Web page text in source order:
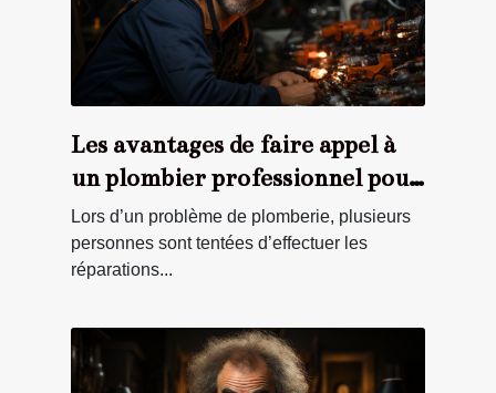
Les avantages de faire appel à
un plombier professionnel pour
ses travaux
Lors d’un problème de plomberie, plusieurs
personnes sont tentées d’effectuer les
réparations...